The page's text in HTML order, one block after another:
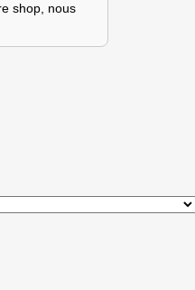
shop, nous